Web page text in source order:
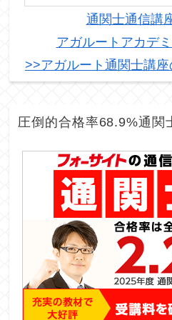
通関士通信講
アガルートアカデ
>>アガルート通関士講
圧倒的合格率68.9%通関